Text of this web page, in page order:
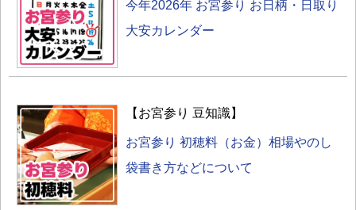
今年2026年 お宮参り お日柄・日取り
大安カレンダー
【お宮参り 豆知識】
お宮参り 初穂料（お金）相場やのし
袋書き方などについて